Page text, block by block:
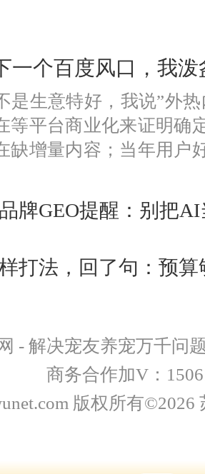
一个百度风口，我
是生意特好，我说”外
等平台商业化来证明确
缺增量内容；当年用户
牌GEO提醒：别把
打法，回了句：预算
- 解决宠友养宠万千问
商务合作加V：
版权所有©2026